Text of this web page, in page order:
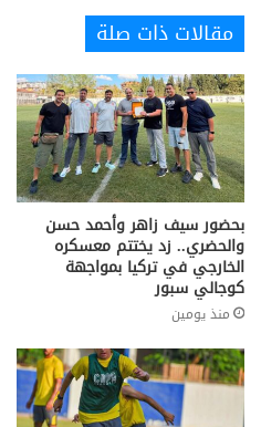
مقالات ذات صلة
بحضور سيف زاهر وأحمد حسن
والحضري.. زد يختتم معسكره
الخارجي في تركيا بمواجهة
كوجالي سبور
منذ يومين